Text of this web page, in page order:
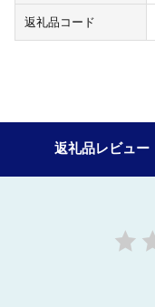
返礼品コード
返礼品レビュー